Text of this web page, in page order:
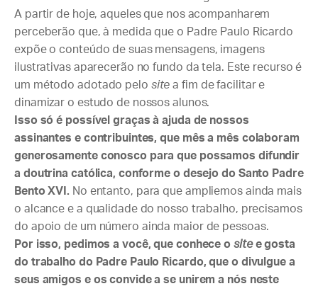
A partir de hoje, aqueles que nos acompanharem
perceberão que, à medida que o Padre Paulo Ricardo
expõe o conteúdo de suas mensagens, imagens
ilustrativas aparecerão no fundo da tela. Este recurso é
um método adotado pelo site a fim de facilitar e
dinamizar o estudo de nossos alunos.
Isso só é possível graças à ajuda de nossos
assinantes e contribuintes, que mês a mês colaboram
generosamente conosco para que possamos difundir
a doutrina católica, conforme o desejo do Santo Padre
Bento XVI. No entanto, para que ampliemos ainda mais
o alcance e a qualidade do nosso trabalho, precisamos
do apoio de um número ainda maior de pessoas.
Por isso, pedimos a você, que conhece o sitee gosta
do trabalho do Padre Paulo Ricardo, que o divulgue a
seus amigos e os convide a se unirem a nós neste